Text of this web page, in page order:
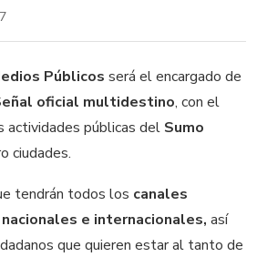
Públicos será el encargado de
oficial multidestino, con el
actividades públicas del Sumo
ciudades.
tendrán todos los canales
e internacionales, así
que quieren estar al tanto de